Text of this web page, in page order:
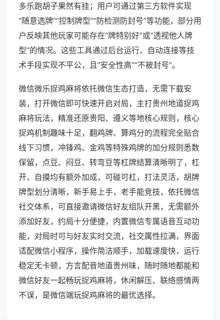
多乐跑胡子果然有挂；用户可通过第三方软件实现
“随意选牌”“控制牌型”“防检测防封号”等功能，部分用
户反映其他玩家可能存在“牌特别好”或“透视他人牌
型”的情况。这些工具通过后台运行、自动连接等技
术手段实现不平公，且“安全性高”“不被封号”。
微信微乐捉鸡麻将依托微信生态打造，无需下载安
装，打开微信即可快速开启对局，主打贵州地道捉鸡
麻将玩法，精准还原贵阳、遵义等地核心规则，核心
捉鸡机制趣味十足，翻鸡牌、算鸡分的流程完全贴合
线下习惯，冲锋鸡、金鸡等特殊鸡牌的加分规则悉数
保留，点豆、闷豆、转弯豆等杠牌结算清晰明了，杠
开、自摸均有额外加成，可碰可杠，打法灵活，胡牌
牌型划分清晰，新手易上手，老手能竞技，依托微信
社交体系，可直接邀请微信好友组队开黑，无需额外
添加好友，约局十分便捷，内置微信专属语音互动功
能，对局时可与好友实时交流，社交属性拉满，界面
适配微信小程序，操作简洁顺手，加载速度快，运行
稳定无卡顿，方言配音地道贵州味，随时随地都能和
微信好友一起畅玩捉鸡麻将，休闲解压、联络感情两
不误，是微信端玩捉鸡麻将的最优选择。